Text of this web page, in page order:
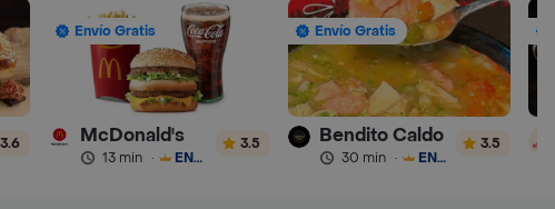
3.6
Envío Gratis
McDonald's
13 min · ENVÍO GRATIS
3.5
Envío Gratis
Bendito Caldo
30 min · ENVÍO GRATIS
3.5